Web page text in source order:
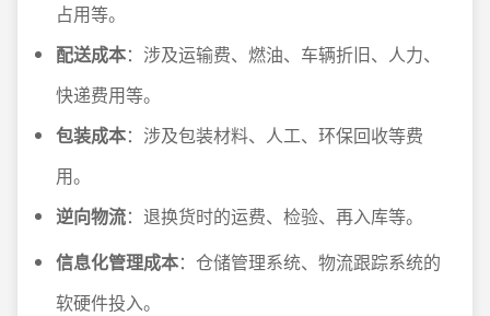
占用等。
配送成本：涉及运输费、燃油、车辆折旧、人力、
快递费用等。
包装成本：涉及包装材料、人工、环保回收等费
用。
逆向物流：退换货时的运费、检验、再入库等。
信息化管理成本：仓储管理系统、物流跟踪系统的
软硬件投入。